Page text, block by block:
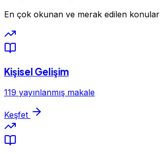
En çok okunan ve merak edilen konular
Kişisel Gelişim
119 yayınlanmış makale
Keşfet